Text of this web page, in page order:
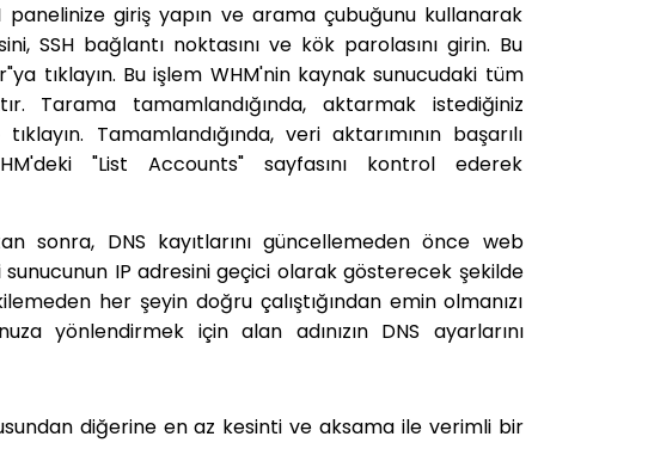
panelinize giriş yapın ve arama çubuğunu kullanarak
SSH bağlantı noktasını ve kök parolasını girin. Bu
tıklayın. Bu işlem WHM'nin kaynak sunucudaki tüm
Tarama tamamlandığında, aktarmak istediğiniz
Tamamlandığında, veri aktarımının başarılı
"List Accounts" sayfasını kontrol ederek
sonra, DNS kayıtlarını güncellemeden önce web
IP adresini geçici olarak gösterecek şekilde
her şeyin doğru çalıştığından emin olmanızı
yönlendirmek için alan adınızın DNS ayarlarını
diğerine en az kesinti ve aksama ile verimli bir